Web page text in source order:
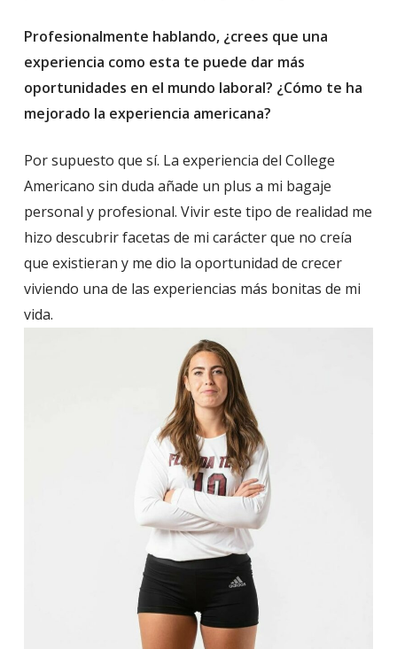
Profesionalmente hablando, ¿crees que una
experiencia como esta te puede dar más
oportunidades en el mundo laboral? ¿Cómo te ha
mejorado la experiencia americana?
Por supuesto que sí. La experiencia del College
Americano sin duda añade un plus a mi bagaje
personal y profesional. Vivir este tipo de realidad me
hizo descubrir facetas de mi carácter que no creía
que existieran y me dio la oportunidad de crecer
viviendo una de las experiencias más bonitas de mi
vida.